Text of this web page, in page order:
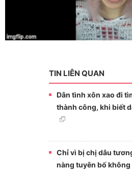
TIN LIÊN QUAN
Dân tình xôn xao đi
thành công, khi biết
Chỉ vì bị chị dâu
nàng tuyên bố